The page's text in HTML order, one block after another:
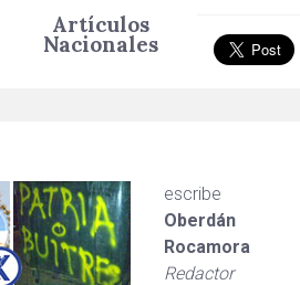
Artículos
Nacionales
escribe
Oberdán
Rocamora
Redactor